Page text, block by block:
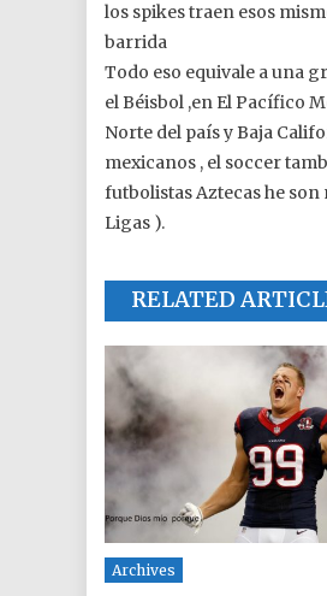
los spikes traen esos
barrida
Todo eso equivale a una
el Béisbol ,en El Pacífico
Norte del país y Baja
mexicanos , el soccer
futbolistas Aztecas he son
Ligas ).
RELATED
Archives